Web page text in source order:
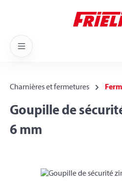
Charnières et fermetures
Goupille de
6 mm
Skip image gallery